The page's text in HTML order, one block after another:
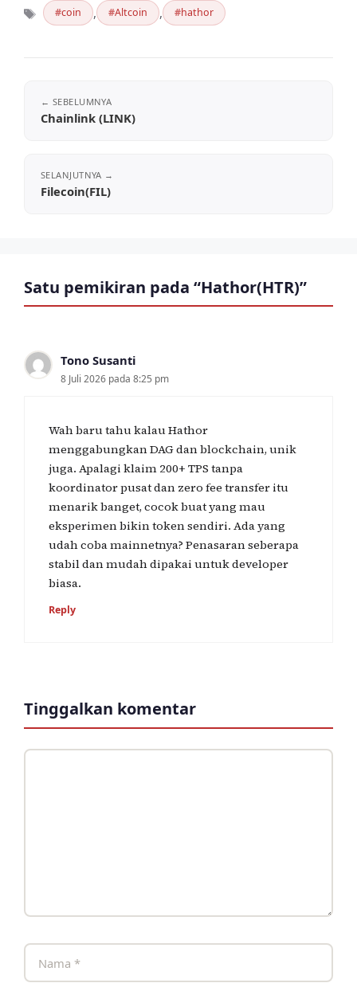
Tag coin , Altcoin , hathor
Chainlink (LINK)
Filecoin(FIL)
Satu pemikiran pada “Hathor(HTR)”
Tono Susanti
8 Juli 2026 pada 8:25 pm
Wah baru tahu kalau Hathor
menggabungkan DAG dan blockchain, unik
juga. Apalagi klaim 200+ TPS tanpa
koordinator pusat dan zero fee transfer itu
menarik banget, cocok buat yang mau
eksperimen bikin token sendiri. Ada yang
udah coba mainnetnya? Penasaran seberapa
stabil dan mudah dipakai untuk developer
biasa.
Reply
Tinggalkan komentar
Komentar
Nama
Surel
Situs